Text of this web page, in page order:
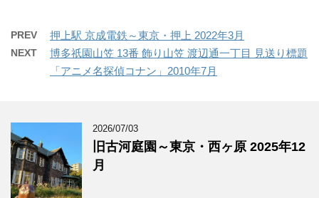
PREV 押上駅 京成電鉄～東京・押上 2022年3月
NEXT
博多祇園山笠 13番 飾り山笠 渡辺通一丁目 見送り標題
「アニメ名探偵コナン」2010年7月
2026/07/03
旧古河庭園～東京・西ヶ原 2025年12
月